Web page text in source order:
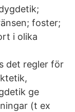
foster;
i olika
det regler för
ge
(t ex